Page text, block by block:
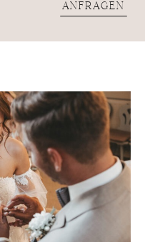
ANFRAGEN